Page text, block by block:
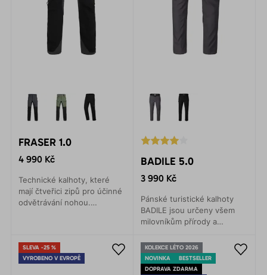
FRASER 1.0
4 990 Kč
Technické kalhoty, které
mají čtveřici zipů pro účinné
odvětrávání nohou.
BADILE 5.0
3 990 Kč
Pánské turistické kalhoty
BADILE jsou určeny všem
milovníkům přírody a
dobrodružství. Moderní
design, funkčnost a pohodlí.
SLEVA -25 %
VYROBENO V EVROPĚ
KOLEKCE LÉTO 2026
NOVINKA
BESTSELLER
DOPRAVA ZDARMA